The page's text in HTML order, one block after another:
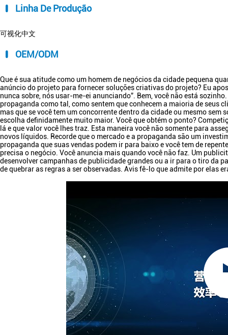
Linha De Produção
可视化中文
OEM/ODM
Que é sua atitude como um homem de negócios da cidade pequena
anúncio do projeto para fornecer soluções criativas do projeto? Eu
nunca sobre, nós usar-me-ei anunciando”. Bem, você não está
propaganda como tal, como sentem que conhecem a maioria de seus
mas que se você tem um concorrente dentro da cidade ou mesmo
escolha definidamente muito maior. Você que obtém o ponto?
lá e que valor você lhes traz. Esta maneira você não somente para
novos líquidos. Recorde que o mercado e a propaganda são um
propaganda que suas vendas podem ir para baixo e você tem de
precisa o negócio. Você anuncia mais quando você não faz. Um
desenvolver campanhas de publicidade grandes ou a ir para o tiro da
de quebrar as regras a ser observadas. Avis fê-lo que admite por elas